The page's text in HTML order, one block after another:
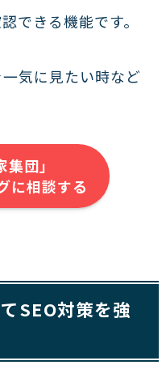
できる機能です。
気に見たい時など
集団」
に相談する
SEO対策を強